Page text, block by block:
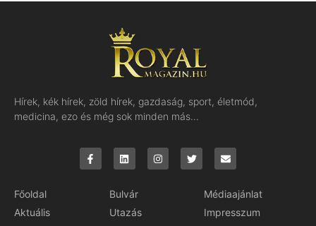
Hírek, kék hírek, zöld hírek, gazdaság, sport, életmód,
medicina, ezo és még sok minden más…
Főoldal
Aktuális
Bulvár
Utazás
Médiaajánlat
Impresszum